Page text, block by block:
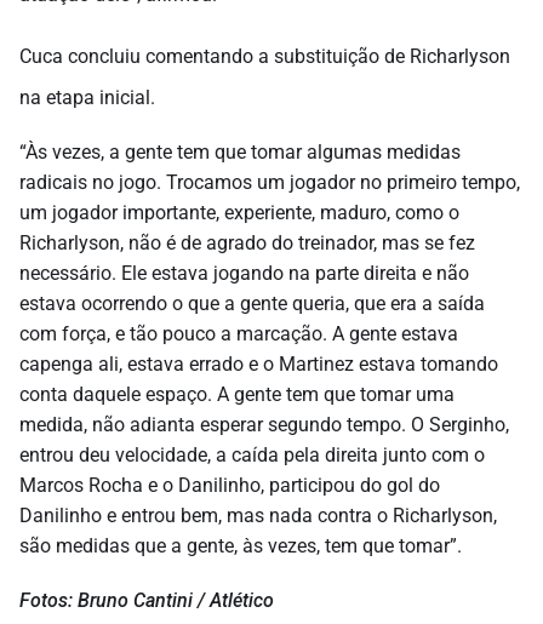
Cuca concluiu comentando a substituição de Richarlyson
na etapa inicial.
“Às vezes, a gente tem que tomar algumas medidas
radicais no jogo. Trocamos um jogador no primeiro tempo,
um jogador importante, experiente, maduro, como o
Richarlyson, não é de agrado do treinador, mas se fez
necessário. Ele estava jogando na parte direita e não
estava ocorrendo o que a gente queria, que era a saída
com força, e tão pouco a marcação. A gente estava
capenga ali, estava errado e o Martinez estava tomando
conta daquele espaço. A gente tem que tomar uma
medida, não adianta esperar segundo tempo. O Serginho,
entrou deu velocidade, a caída pela direita junto com o
Marcos Rocha e o Danilinho, participou do gol do
Danilinho e entrou bem, mas nada contra o Richarlyson,
são medidas que a gente, às vezes, tem que tomar”.
Fotos: Bruno Cantini / Atlético